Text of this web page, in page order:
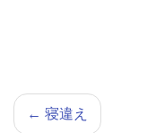
← 寝違え